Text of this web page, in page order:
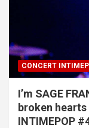
CONCERT
I’m SAGE
broken
INTIMEPOP